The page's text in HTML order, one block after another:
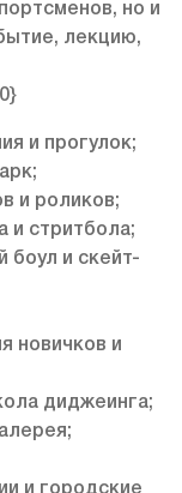
но и
лекцию,
и прогулок;
и роликов;
и стритбола;
боул и скейт-
новичков и
диджеинга;